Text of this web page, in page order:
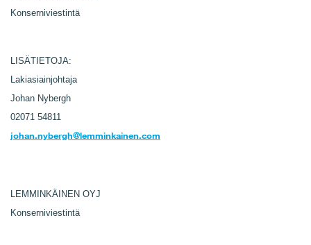
Konserniviestintä
LISÄTIETOJA:
Lakiasiainjohtaja
Johan Nybergh
02071 54811
johan.nybergh@lemminkainen.com
LEMMINKÄINEN OYJ
Konserniviestintä